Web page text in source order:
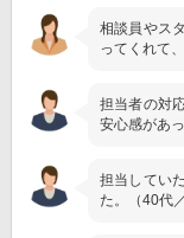
相談員やス
ってくれて
担当者の対
安心感があ
担当してい
た。（40代